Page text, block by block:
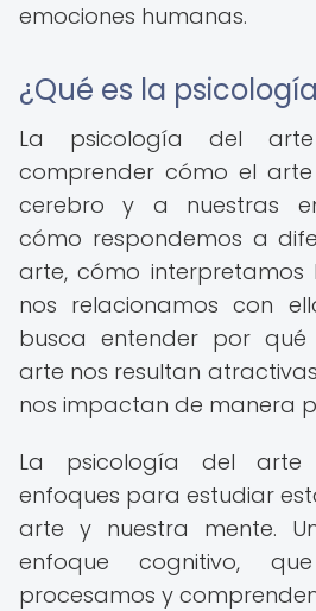
emociones humanas.
¿Qué es la
La psicología del
comprender cómo el
cerebro y a nuestras
cómo respondemos a
arte, cómo
nos relacionamos con
busca entender por
arte nos resultan
nos impactan de manera
La psicología del arte
enfoques para estudiar
arte y nuestra mente.
enfoque cognitivo,
procesamos y